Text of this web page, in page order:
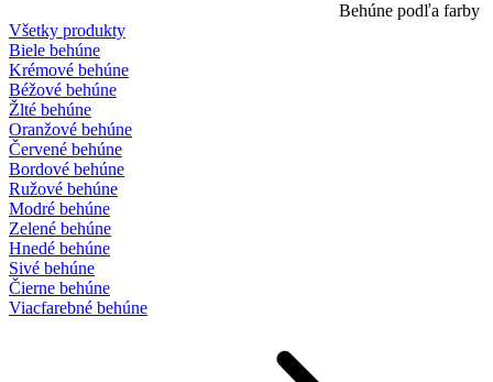
Behúne podľa farby
Všetky produkty
Biele behúne
Krémové behúne
Béžové behúne
Žlté behúne
Oranžové behúne
Červené behúne
Bordové behúne
Ružové behúne
Modré behúne
Zelené behúne
Hnedé behúne
Sivé behúne
Čierne behúne
Viacfarebné behúne